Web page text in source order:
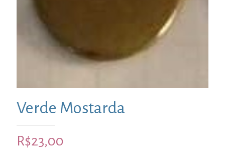
Verde Mostarda
R$23,00